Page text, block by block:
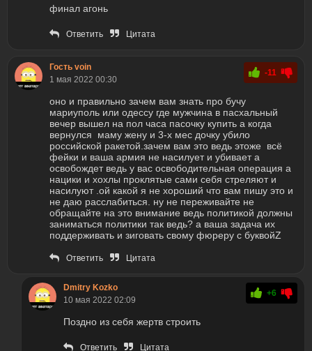
финал агонь
Ответить Цитата
Гость voin
1 мая 2022 00:30
-11
оно и правильно зачем вам знать про бучу
мариуполь или одессу где мужчина в пасхальный
вечер вышел на пол часа пасочку купить а когда
вернулся маму жену и 3-х мес дочку убило
российской ракетой.зачем вам это ведь этоже всё
фейки и ваша армия не насилует и убивает а
освобождет ведь у вас освободительная операция а
нацики и хохлы проклятые сами себя стреляют и
насилуют .ой какой я не хороший что вам пишу это и
не даю расслабиться. ну не переживайте не
обращайте на это внимание ведь политикой должны
заниматься политики так ведь? а ваша задача их
поддерживать и зиговать свому фюреру с буквойZ
Ответить Цитата
Dmitry Kozko
10 мая 2022 02:09
+6
Поздно из себя жертв строить
Ответить Цитата